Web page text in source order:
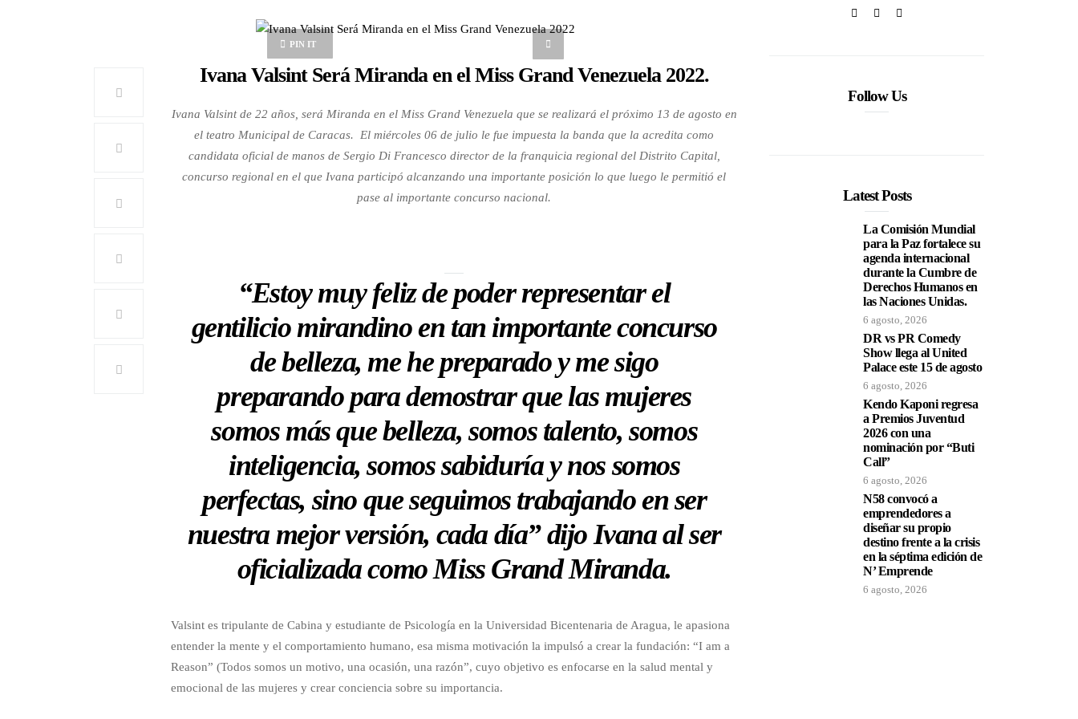
PIN IT
Ivana Valsint Será Miranda en el Miss Grand Venezuela 2022.
Ivana Valsint de 22 años, será Miranda en el Miss Grand Venezuela que se realizará el próximo 13 de agosto en
el teatro Municipal de Caracas. El miércoles 06 de julio le fue impuesta la banda que la acredita como
candidata oficial de manos de Sergio Di Francesco director de la franquicia regional del Distrito Capital,
concurso regional en el que Ivana participó alcanzando una importante posición lo que luego le permitió el
pase al importante concurso nacional.
“Estoy muy feliz de poder representar el
gentilicio mirandino en tan importante concurso
de belleza, me he preparado y me sigo
preparando para demostrar que las mujeres
somos más que belleza, somos talento, somos
inteligencia, somos sabiduría y nos somos
perfectas, sino que seguimos trabajando en ser
nuestra mejor versión, cada día” dijo Ivana al ser
oficializada como Miss Grand Miranda.
Valsint es tripulante de Cabina y estudiante de Psicología en la Universidad Bicentenaria de Aragua, le apasiona
entender la mente y el comportamiento humano, esa misma motivación la impulsó a crear la fundación: “I am a
Reason” (Todos somos un motivo, una ocasión, una razón”, cuyo objetivo es enfocarse en la salud mental y
emocional de las mujeres y crear conciencia sobre su importancia.
Follow Us
Latest Posts
La Comisión Mundial
para la Paz fortalece su
agenda internacional
durante la Cumbre de
Derechos Humanos en
las Naciones Unidas.
6 agosto, 2026
DR vs PR Comedy
Show llega al United
Palace este 15 de agosto
6 agosto, 2026
Kendo Kaponi regresa
a Premios Juventud
2026 con una
nominación por “Buti
Call”
6 agosto, 2026
N58 convocó a
emprendedores a
diseñar su propio
destino frente a la crisis
en la séptima edición de
N’ Emprende
6 agosto, 2026